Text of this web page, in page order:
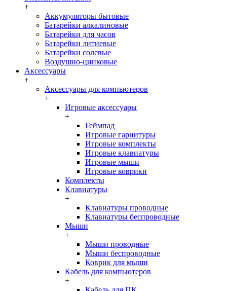
+
Аккумуляторы бытовые
Батарейки алкалиновые
Батарейки для часов
Батарейки литиевые
Батарейки солевые
Воздушно-цинковые
Аксессуары
+
Аксессуары для компьютеров
+
Игровые аксессуары
+
Геймпад
Игровые гарнитуры
Игровые комплекты
Игровые клавиатуры
Игровые мыши
Игровые коврики
Комплекты
Клавиатуры
+
Клавиатуры проводные
Клавиатуры беспроводные
Мыши
+
Мыши проводные
Мыши беспроводные
Коврик для мыши
Кабель для компьютеров
+